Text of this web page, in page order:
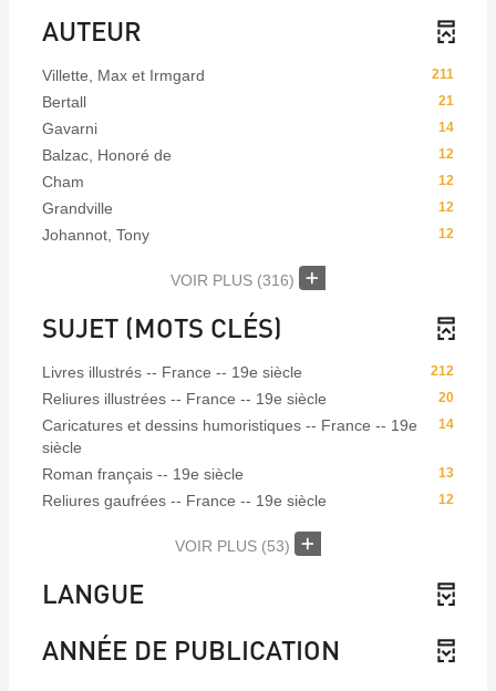
AUTEUR
211
Villette, Max et Irmgard
21
Bertall
14
Gavarni
12
Balzac, Honoré de
12
Cham
12
Grandville
12
Johannot, Tony
VOIR PLUS (316)
SUJET (MOTS CLÉS)
212
Livres illustrés -- France -- 19e siècle
20
Reliures illustrées -- France -- 19e siècle
14
Caricatures et dessins humoristiques -- France -- 19e
siècle
13
Roman français -- 19e siècle
12
Reliures gaufrées -- France -- 19e siècle
VOIR PLUS (53)
LANGUE
ANNÉE DE PUBLICATION